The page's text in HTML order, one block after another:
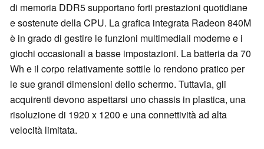
di memoria DDR5 supportano forti prestazioni quotidiane
e sostenute della CPU. La grafica integrata Radeon 840M
è in grado di gestire le funzioni multimediali moderne e i
giochi occasionali a basse impostazioni. La batteria da 70
Wh e il corpo relativamente sottile lo rendono pratico per
le sue grandi dimensioni dello schermo. Tuttavia, gli
acquirenti devono aspettarsi uno chassis in plastica, una
risoluzione di 1920 x 1200 e una connettività ad alta
velocità limitata.